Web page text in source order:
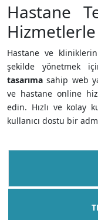
Hastane
Hastane ve
şekilde yönetmek
tasarıma sahip web
ve hastane online
edin. Hızlı ve kolay
kullanıcı dostu bir